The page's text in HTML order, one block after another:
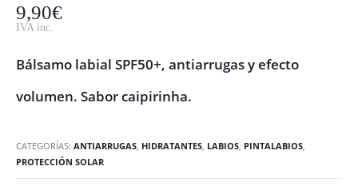
9,90€
IVA inc.
Bálsamo labial SPF50+, antiarrugas y efecto
volumen. Sabor caipirinha.
CATEGORÍAS: ANTIARRUGAS HIDRATANTES LABIOS PINTALABIOS
PROTECCIÓN SOLAR